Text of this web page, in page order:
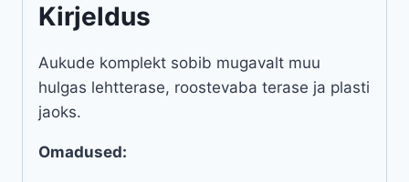
Kirjeldus
Aukude komplekt sobib mugavalt muu
hulgas lehtterase, roostevaba terase ja plasti
jaoks.
Omadused: